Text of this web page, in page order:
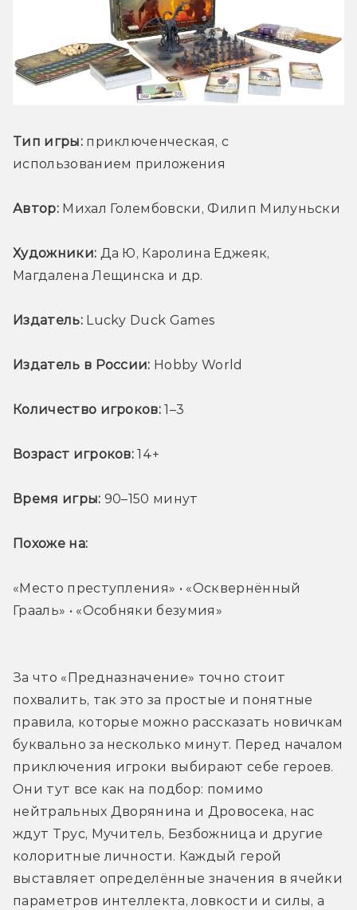
Тип игры: приключенческая, с
использованием приложения
Автор: Михал Голембовски, Филип Милуньски
Художники: Да Ю, Каролина Еджеяк,
Магдалена Лещинска и др.
Издатель: Lucky Duck Games
Издатель в России: Hobby World
Количество игроков: 1–3
Возраст игроков: 14+
Время игры: 90–150 минут
Похоже на:
«Место преступления» • «Осквернённый
Грааль» • «Особняки безумия»
За что «Предназначение» точно стоит
похвалить, так это за простые и понятные
правила, которые можно рассказать новичкам
буквально за несколько минут. Перед началом
приключения игроки выбирают себе героев.
Они тут все как на подбор: помимо
нейтральных Дворянина и Дровосека, нас
ждут Трус, Мучитель, Безбожница и другие
колоритные личности. Каждый герой
выставляет определённые значения в ячейки
параметров интеллекта, ловкости и силы, а